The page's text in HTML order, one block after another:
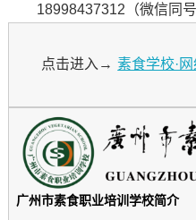
18998437312（微信同号
点击进入→ 素食学校·
广州市素食职业培训学校简介